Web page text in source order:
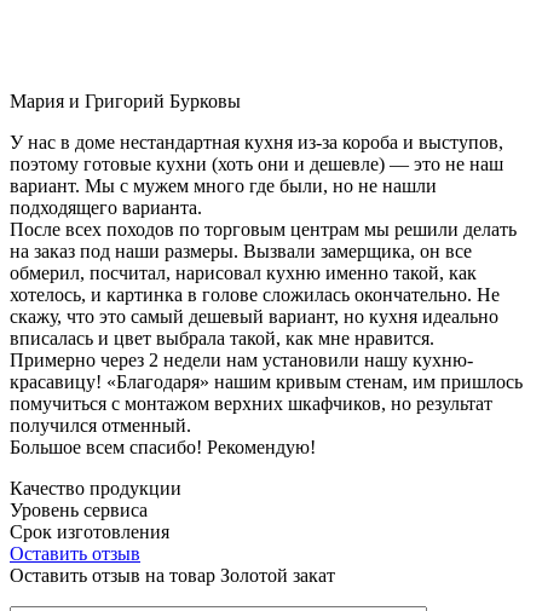
Мария и Григорий Бурковы
У нас в доме нестандартная кухня из-за короба и выступов,
поэтому готовые кухни (хоть они и дешевле) — это не наш
вариант. Мы с мужем много где были, но не нашли
подходящего варианта.
После всех походов по торговым центрам мы решили делать
на заказ под наши размеры. Вызвали замерщика, он все
обмерил, посчитал, нарисовал кухню именно такой, как
хотелось, и картинка в голове сложилась окончательно. Не
скажу, что это самый дешевый вариант, но кухня идеально
вписалась и цвет выбрала такой, как мне нравится.
Примерно через 2 недели нам установили нашу кухню-
красавицу! «Благодаря» нашим кривым стенам, им пришлось
помучиться с монтажом верхних шкафчиков, но результат
получился отменный.
Большое всем спасибо! Рекомендую!
Качество продукции
Уровень сервиса
Срок изготовления
Оставить отзыв
Оставить отзыв на товар Золотой закат